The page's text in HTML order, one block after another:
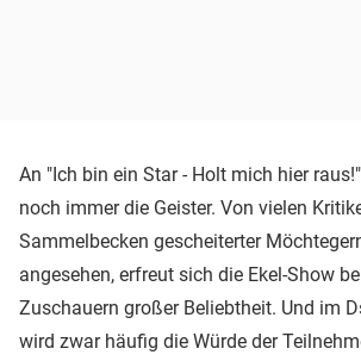
An "Ich bin ein Star - Holt mich hier
noch immer die Geister. Von vielen
Sammelbecken gescheiterter
angesehen, erfreut sich die Ekel-Show
Zuschauern großer Beliebtheit. Und im
wird zwar häufig die Würde der